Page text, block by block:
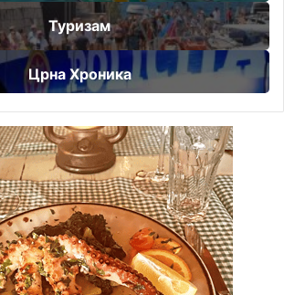
Туризам
Црна Хроника